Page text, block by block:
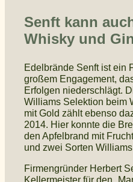
Senft kann
Whisky und
Edelbrände Senft ist ein
großem Engagement,
Erfolgen niederschlägt.
Williams Selektion beim
mit Gold zählt ebenso
2014. Hier konnte die
den Apfelbrand mit
und zwei Sorten
Firmengründer Herbert